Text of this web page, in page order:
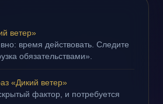
ветер»
время действовать. Следите
обязательствами».
«Дикий ветер»
фактор, и потребуется